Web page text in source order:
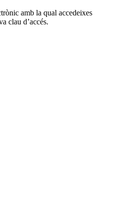
amb la qual accedeixes
clau d’accés.